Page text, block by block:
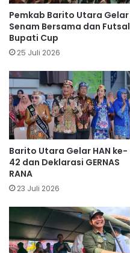
Pemkab Barito Utara Gelar
Senam Bersama dan Futsal
Bupati Cup
25 Juli 2026
Barito Utara Gelar HAN ke-
42 dan Deklarasi GERNAS
RANA
23 Juli 2026